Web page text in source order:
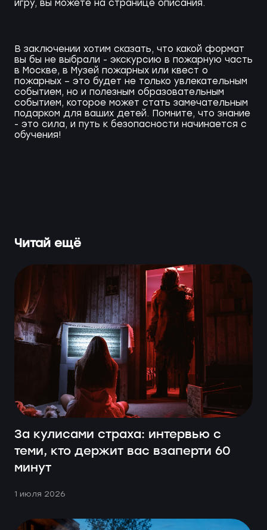
игру, вы можете на странице описания.
В заключении хотим сказать, что какой формат
вы бы не выбрали - экскурсию в пожарную часть
в Москве, в Музей пожарных или квест о
пожарных – это будет не только увлекательным
событием, но и полезным образовательным
событием, которое может стать замечательным
подарком для ваших детей. Помните, что знание
- это сила, и путь к безопасности начинается с
обучения!
Читай ещё
За кулисами страха: интервью с
теми, кто держит вас взаперти 60
минут
1 июля 2026